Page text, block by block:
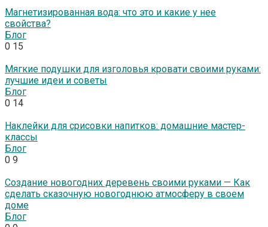
Магнетизированная вода: что это и какие у нее
свойства?
Блог
0 15
Мягкие подушки для изголовья кровати своими руками:
лучшие идеи и советы
Блог
0 14
Наклейки для срисовки напитков: домашние мастер-
классы
Блог
0 9
Создание новогодних деревень своими руками — Как
сделать сказочную новогоднюю атмосферу в своем
доме
Блог